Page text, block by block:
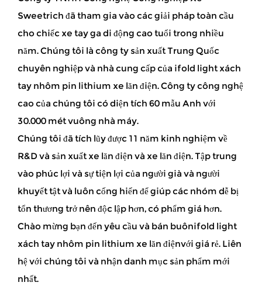
Sweetrich đã tham gia vào các giải pháp toàn cầu
cho chiếc xe tay ga di động cao tuổi trong nhiều
năm. Chúng tôi là công ty sản xuất Trung Quốc
chuyên nghiệp và nhà cung cấp của ifold light xách
tay nhôm pin lithium xe lăn điện. Công ty công nghệ
cao của chúng tôi có diện tích 60 mẫu Anh với
30.000 mét vuông nhà máy.
Chúng tôi đã tích lũy được 11 năm kinh nghiệm về
R&D và sản xuất xe lăn điện và xe lăn điện. Tập trung
vào phúc lợi và sự tiện lợi của người già và người
khuyết tật và luôn cống hiến để giúp các nhóm dễ bị
tổn thương trở nên độc lập hơn, có phẩm giá hơn.
Chào mừng bạn đến yêu cầu và bán buônifold light
xách tay nhôm pin lithium xe lăn điệnvới giá rẻ. Liên
hệ với chúng tôi và nhận danh mục sản phẩm mới
nhất.